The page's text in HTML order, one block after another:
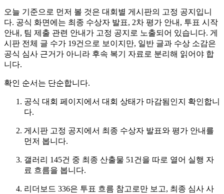
오늘 기준으로 먼저 볼 것은 대회별 게시판의 고정 공지입니
다. 공식 화면에는 최종 수상자 발표, 2차 평가 안내, 투표 시작
안내, 팀 제출 관련 안내가 고정 공지로 노출되어 있습니다. 게
시판 전체 글 수가 19건으로 보이지만, 일반 글과 수상 소감은
공식 심사 근거가 아니라 후속 복기 자료로 분리해 읽어야 합
니다.
확인 순서는 단순합니다.
공식 대회 페이지에서 대회 상태가 마감됨인지 확인합니
다.
게시판 고정 공지에서 최종 수상자 발표와 평가 안내를
먼저 봅니다.
갤러리 145건 중 최종 산출물 51건을 따로 열어 실행 자
료 흐름을 봅니다.
리더보드 336은 투표 흐름 참고로만 보고, 최종 심사 사